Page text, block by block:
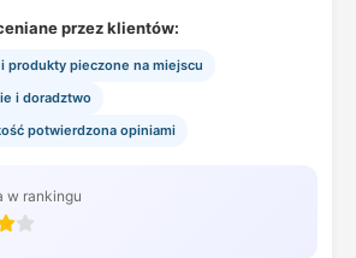
przez klientów:
produkty pieczone na miejscu
i doradztwo
potwierdzona opiniami
w rankingu